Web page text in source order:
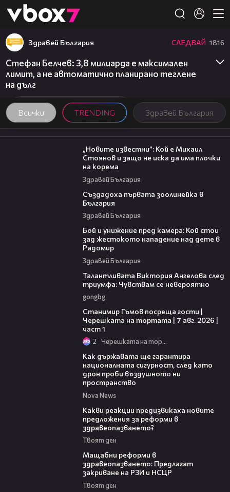
👾
Всички TRENDING Здравей България
Здравей България СЛЕДВАЙ 1816
Стефан Белчев: 3,8 милиарда е максимален
лимит, а не автоматично планирано теглене
на дълг
09:16
„Новите известни”: Кой е Михаил
Стоянов и защо не иска да има плочки
на корема
Здравей България
Създадоха първата зоолинейка в
България
Здравей България
Бой и унижение пред камера: Кой стои
зад жестокото нападение над дете в
Радомир
Здравей България
Талантливата Виктория Ангелова след
триумфа: Чувствам се невероятно
gongbg
Станимир Гъмов посреща гости |
Черешката на тортата | 7 авг. 2026 |
част 1
2 Черешката на тортата
Как държавата ще гарантира
националната сигурност, след като
дрон проби въздушното ни
пространство
Nova News
Какви реакции предизвикаха новите
предложения за реформи в
здравеопазването?
Твоят ден
Мащабни реформи в
здравеопазването: Предлагат
закриване на РЗИ и НСЦР
Твоят ден